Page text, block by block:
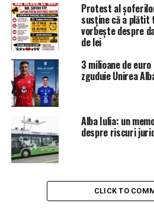
Protest al
susține că a plătit
vorbește despre
de lei
3 milioane de
zguduie Unirea
Alba Iulia: un
despre riscuri
CLICK TO